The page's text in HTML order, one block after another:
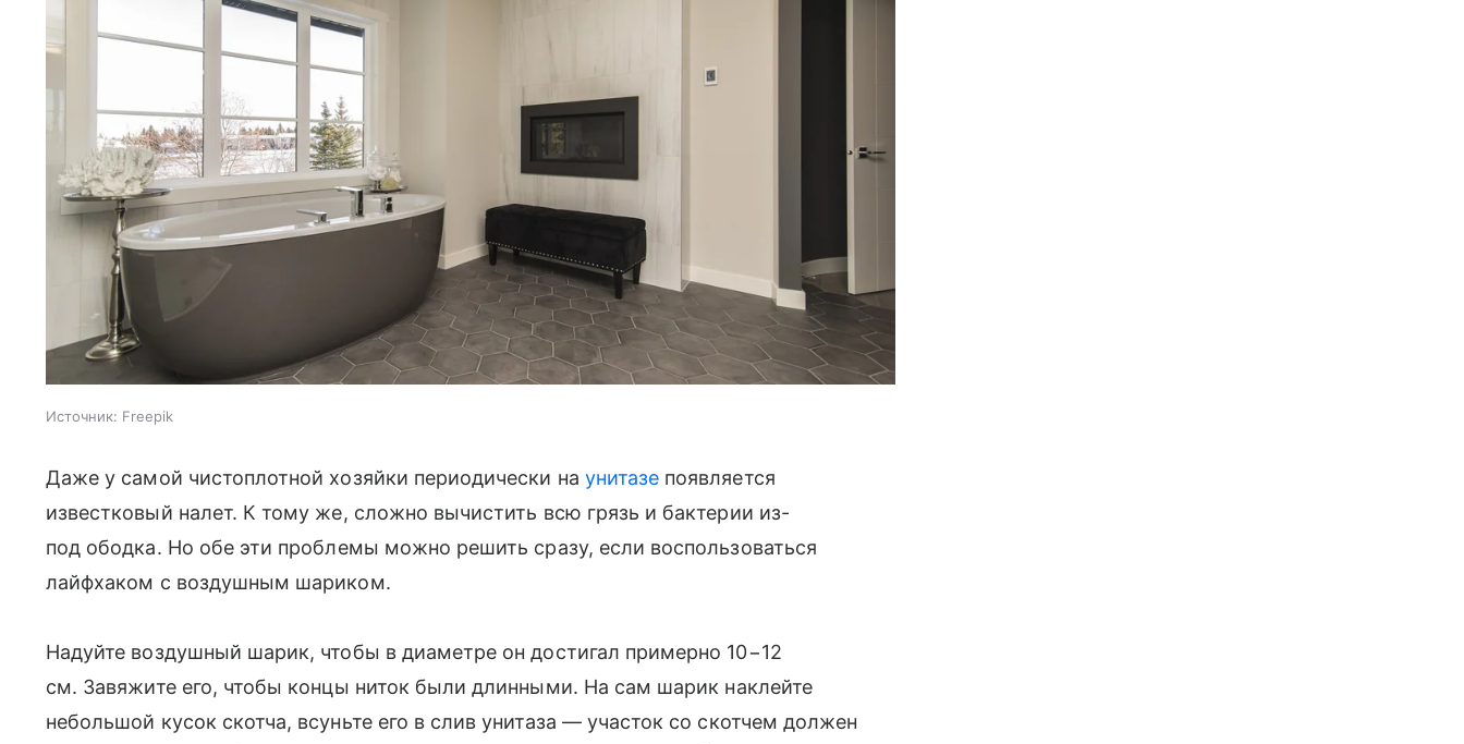
Источник: Freepik
Даже у самой чистоплотной хозяйки периодически на унитазе появляется
известковый налет. К тому же, сложно вычистить всю грязь и бактерии из-
под ободка. Но обе эти проблемы можно решить сразу, если воспользоваться
лайфхаком с воздушным шариком.
Надуйте воздушный шарик, чтобы в диаметре он достигал примерно 10−12
см. Завяжите его, чтобы концы ниток были длинными. На сам шарик наклейте
небольшой кусок скотча, всуньте его в слив унитаза — участок со скотчем должен